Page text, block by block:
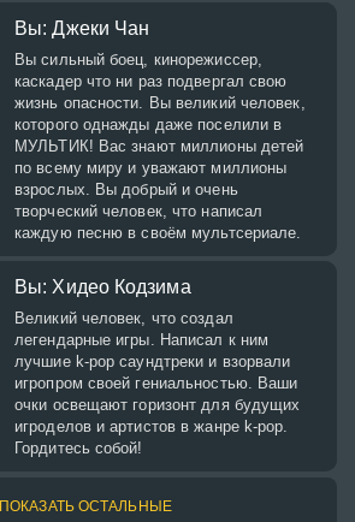
Вы: Джеки Чан
Вы сильный боец, кинорежиссер,
каскадер что ни раз подвергал свою
жизнь опасности. Вы великий человек,
которого однажды даже поселили в
МУЛЬТИК! Вас знают миллионы детей
по всему миру и уважают миллионы
взрослых. Вы добрый и очень
творческий человек, что написал
каждую песню в своём мультсериале.
Вы: Хидео Кодзима
Великий человек, что создал
легендарные игры. Написал к ним
лучшие k-pop саундтреки и взорвали
игропром своей гениальностью. Ваши
очки освещают горизонт для будущих
игроделов и артистов в жанре k-pop.
Гордитесь собой!
ПОКАЗАТЬ ОСТАЛЬНЫЕ